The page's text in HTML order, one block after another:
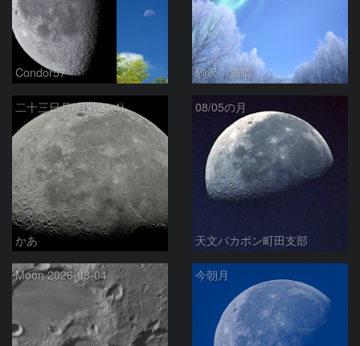
Condor57 駒沢 満晴
二十三日月(月齢21.4)
かあ
08/05の月
天文バカボン町田支部
Moon 2026-08-04 今朝月